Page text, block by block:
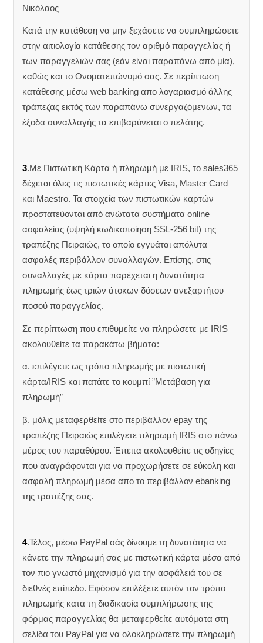
Νικόλαος
Κατά την κατάθεση να μην ξεχάσετε να συμπληρώσετε
στην αιτιολογία κατάθεσης τον αριθμό παραγγελίας ή
των παραγγελιών σας (εάν είναι παραπάνω από μία),
καθώς και το Ονοματεπώνυμό σας. Σε περίπτωση
κατάθεσης μέσω web banking απο λογαριασμό άλλης
τράπεζας εκτός των παραπάνω συνεργαζόμενων, τα
έξοδα συναλλαγής τα επιβαρύνεται ο πελάτης.
3.Με Πιστωτική Κάρτα ή πληρωμή με IRIS, το sales365
δέχεται όλες τις πιστωτικές κάρτες Visa, Master Card
και Maestro. Τα στοιχεία των πιστωτικών καρτών
προστατεύονται από ανώτατα συστήματα online
ασφαλείας (υψηλή κωδικοποίηση SSL-256 bit) της
τραπέζης Πειραιώς, το οποίο εγγυάται απόλυτα
ασφαλές περιβάλλον συναλλαγών. Επίσης, στις
συναλλαγές με κάρτα παρέχεται η δυνατότητα
πληρωμής έως τριών άτοκων δόσεων ανεξαρτήτου
ποσού παραγγελίας.
Σε περίπτωση που επιθυμείτε να πληρώσετε με IRIS
ακολουθείτε τα παρακάτω βήματα:
α. επιλέγετε ως τρόπο πληρωμής με πιστωτική
κάρτα/IRIS και πατάτε το κουμπί ”Μετάβαση για
πληρωμή”
β. μόλις μεταφερθείτε στο περιβάλλον epay της
τραπέζης Πειραιώς επιλέγετε πληρωμή IRIS στο πάνω
μέρος του παραθύρου. Έπειτα ακολουθείτε τις οδηγίες
που αναγράφονται για να προχωρήσετε σε εύκολη και
ασφαλή πληρωμή μέσα απο το περιβάλλον ebanking
της τραπέζης σας.
4.Τέλος, μέσω PayPal σάς δίνουμε τη δυνατότητα να
κάνετε την πληρωμή σας με πιστωτική κάρτα μέσα από
τον πιο γνωστό μηχανισμό για την ασφάλειά του σε
διεθνές επίπεδο. Εφόσον επιλέξετε αυτόν τον τρόπο
πληρωμής κατα τη διαδικασία συμπλήρωσης της
φόρμας παραγγελίας θα μεταφερθείτε αυτόματα στη
σελίδα του PayPal για να ολοκληρώσετε την πληρωμή